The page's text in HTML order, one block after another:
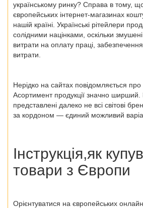
українському ринку? Справа в тому,
європейських інтернет-магазинах
нашій країні. Українські рітейлери
солідними націнками, оскільки
витрати на оплату праці,
витрати.
Нерідко на сайтах повідомляється про
Асортимент продукції значно ширший.
представлені далеко не всі світові
за кордоном — єдиний можливий
Інструкція,як
товари з Європи
Орієнтуватися на європейських